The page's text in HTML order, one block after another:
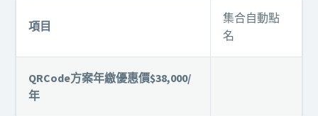
項目
集合自動點
名
QRCode方案年繳優惠價$38,000/
年